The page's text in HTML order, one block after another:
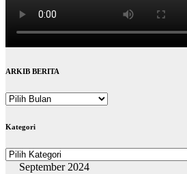
ARKIB BERITA
ARKIB
Kategori
Kategori
September 2024